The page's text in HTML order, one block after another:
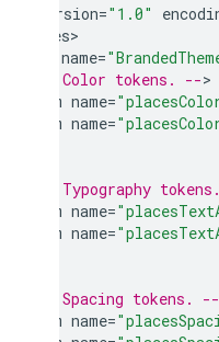
version="1.0"
resources
name=
-- Color tokens. --
item name=
item name=
-- Typography
item name=
item name=
-- Spacing tokens. --
item name=